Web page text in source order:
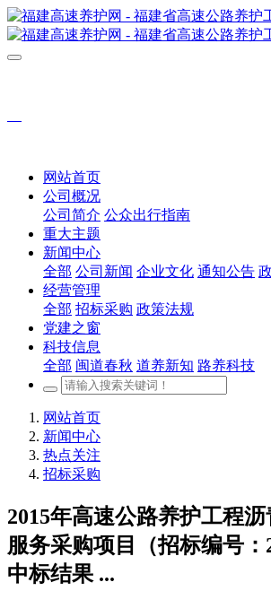
网站首页
公司概况
公司简介 公众出行指南
重大主题
新闻中心
全部 公司新闻 企业文化 通知公告
经营管理
全部 招标采购 政策法规
党建之窗
科技信息
全部 闽道春秋 道养新知 路养科技
网站首页
新闻中心
热点关注
招标采购
2015年高速公路养护工程
服务采购项目（招标编号：
中标结果 ...